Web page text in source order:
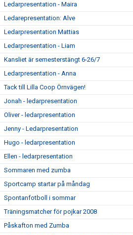
Ledarpresentation - Maira
Ledarepresentation: Alve
Ledarpresentation Mattias
Ledarpresentation - Liam
Kansliet är semesterstängt 6-26/7
Ledarpresentation - Anna
Tack till Lilla Coop Örnvägen!
Jonah - ledarpresentation
Oliver - ledarpresentation
Jenny - Ledarpresentation
Hugo - ledarpresentation
Ellen - ledarpresentation
Sommaren med zumba
Sportcamp startar på måndag
Spontanfotboll i sommar
Träningsmatcher för pojkar 2008
Påskafton med Zumba